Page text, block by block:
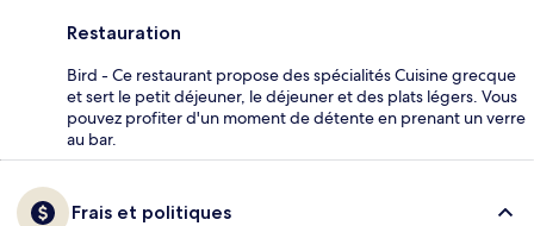
Restauration
Bird - Ce restaurant propose des spécialités Cuisine grecque
et sert le petit déjeuner, le déjeuner et des plats légers. Vous
pouvez profiter d'un moment de détente en prenant un verre
au bar.
Frais et politiques